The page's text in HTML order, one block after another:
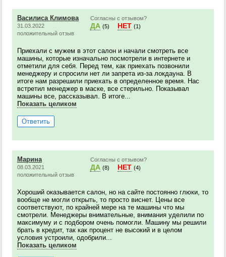
Василиса Климова
31.03.2022
положительный отзыв
Согласны с отзывом?
ДА (5) НЕТ (1)
Приехали с мужем в этот салон и начали смотреть все
машины, которые изначально посмотрели в интернете и
отметили для себя. Перед тем, как приехать позвонили
менеджеру и спросили нет ли запрета из-за локдауна. В
итоге нам разрешили приехать в определенное время. Нас
встретил менеджер в маске, все стерильно. Показывал
машины все, рассказывал. В итоге...
Показать целиком
Ответить
Марина
08.03.2021
положительный отзыв
Согласны с отзывом?
ДА (8) НЕТ (4)
Хороший оказывается салон, но на сайте постоянно глюки, то
вообще не могли открыть, то просто виснет. Цены все
соответствуют, по крайней мере на те машины что мы
смотрели. Менеджеры внимательные, внимания уделили по
максимуму и с подбором очень помогли. Машину мы решили
брать в кредит, так как процент не высокий и в целом
условия устроили, одобрили...
Показать целиком